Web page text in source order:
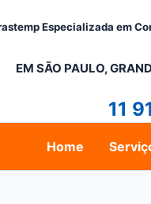
Especializada em
EM SÃO PAULO,
11
Home